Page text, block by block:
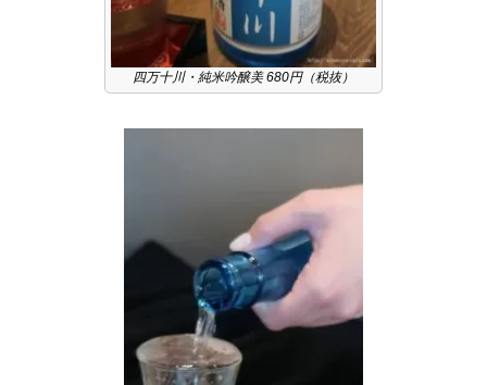
四万十川・純米吟醸美 680円（税抜）